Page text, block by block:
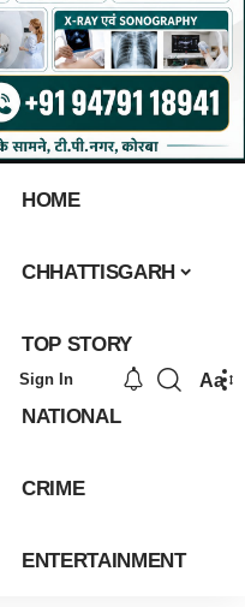
HOME
CHHATTISGARH
TOP STORY
NATIONAL
CRIME
ENTERTAINMENT
Sign In Aa